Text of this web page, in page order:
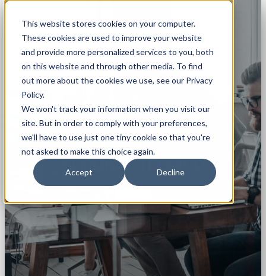
This website stores cookies on your computer.
These cookies are used to improve your website
and provide more personalized services to you, both
on this website and through other media. To find
out more about the cookies we use, see our Privacy
Policy.
We won't track your information when you visit our
site. But in order to comply with your preferences,
we'll have to use just one tiny cookie so that you're
not asked to make this choice again.
Accept Decline
SOPORTE TÉCNICO